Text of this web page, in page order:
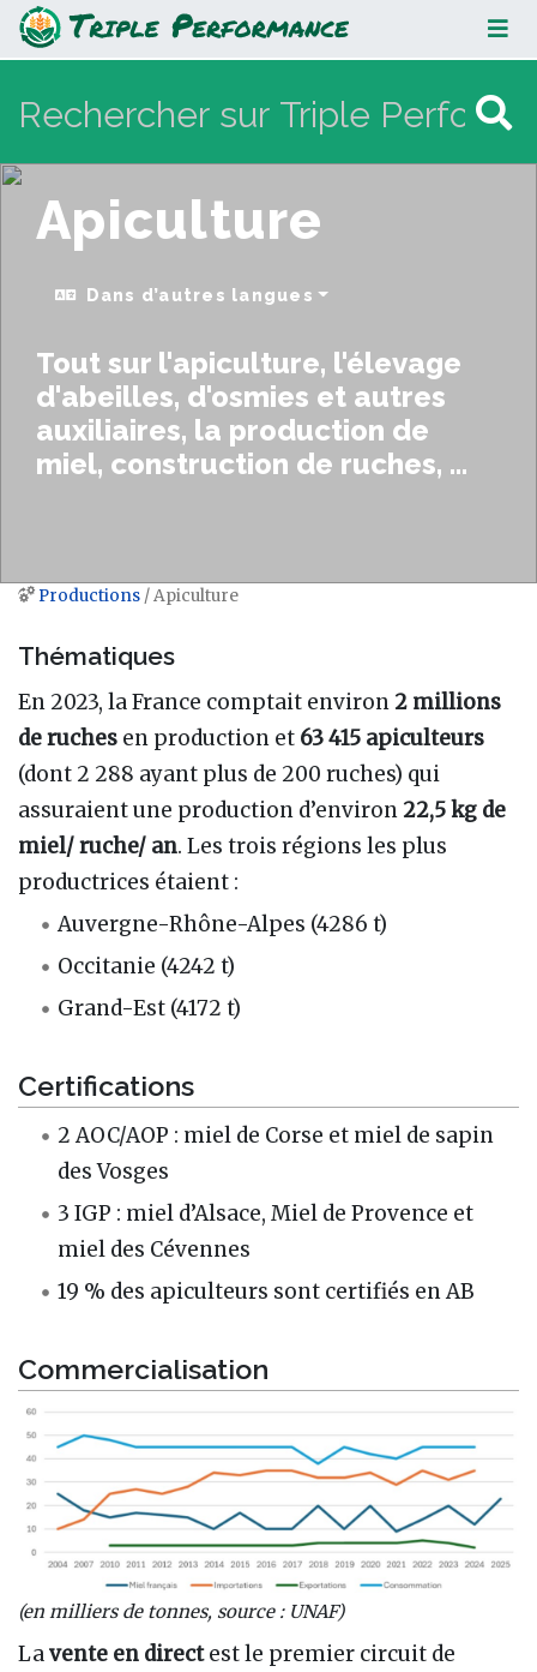
Apiculture
Apiculture
Dans d’autres langues
Tout sur l'apiculture, l'élevage
d'abeilles, d'osmies et autres
auxiliaires, la production de
miel, construction de ruches, ...
Aller à :navigation,rechercher
Productions / Apiculture
Thématiques
En 2023, la France comptait environ 2 millions
de ruches en production et 63 415 apiculteurs
(dont 2 288 ayant plus de 200 ruches) qui
assuraient une production d’environ 22,5 kg de
miel/ ruche/ an. Les trois régions les plus
productrices étaient :
Auvergne-Rhône-Alpes (4286 t)
Occitanie (4242 t)
Grand-Est (4172 t)
Certifications
2 AOC/AOP : miel de Corse et miel de sapin
des Vosges
3 IGP : miel d’Alsace, Miel de Provence et
miel des Cévennes
19 % des apiculteurs sont certifiés en AB
Commercialisation
(en milliers de tonnes, source : UNAF)
Lavente en directest le premier circuit de